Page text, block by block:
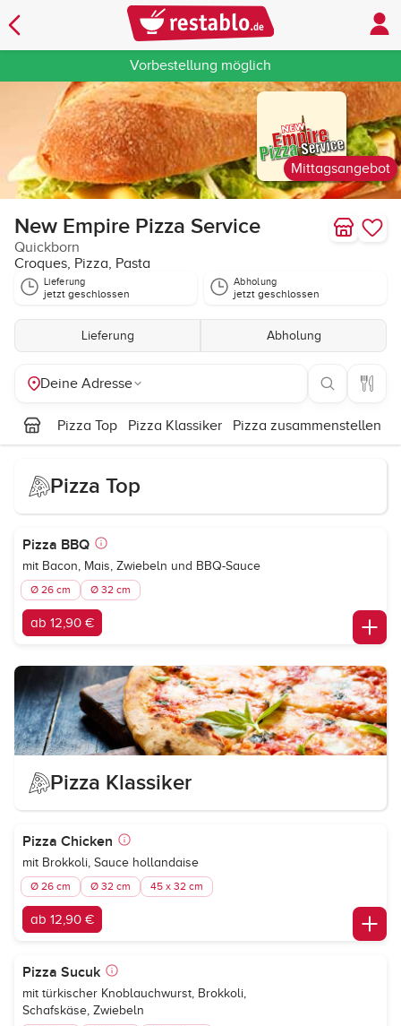
Vorbestellung möglich
Mittagsangebot
New Empire Pizza Service
Quickborn
Croques, Pizza, Pasta
Lieferung
jetzt geschlossen
Abholung
jetzt geschlossen
Lieferung Abholung
Deine Adresse
Pizza Top Pizza Klassiker Pizza zusammenstellen
Pizza Top
Pizza BBQ
mit Bacon, Mais, Zwiebeln und BBQ-Sauce
Ø 26 cm Ø 32 cm
ab 12,90 €
Pizza Klassiker
Pizza Chicken
mit Brokkoli, Sauce hollandaise
Ø 26 cm Ø 32 cm 45 x 32 cm
ab 12,90 €
Pizza Sucuk
mit türkischer Knoblauchwurst, Brokkoli,
Schafskäse, Zwiebeln